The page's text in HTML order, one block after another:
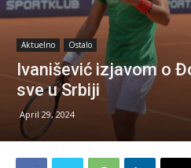
Aktuelno Ostalo
Ivanišević izjavom o
sve u Srbiji
April 29, 2024